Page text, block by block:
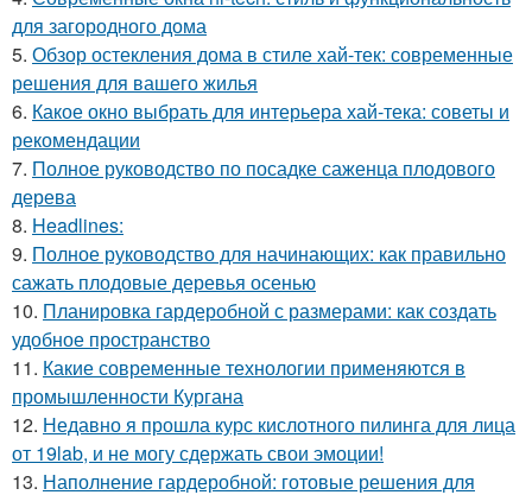
для загородного дома
5. Обзор остекления дома в стиле хай-тек: современные
решения для вашего жилья
6. Какое окно выбрать для интерьера хай-тека: советы и
рекомендации
7. Полное руководство по посадке саженца плодового
дерева
8. Headlines:
9. Полное руководство для начинающих: как правильно
сажать плодовые деревья осенью
10. Планировка гардеробной с размерами: как создать
удобное пространство
11. Какие современные технологии применяются в
промышленности Кургана
12. Недавно я прошла курс кислотного пилинга для лица
от 19lab, и не могу сдержать свои эмоции!
13. Наполнение гардеробной: готовые решения для